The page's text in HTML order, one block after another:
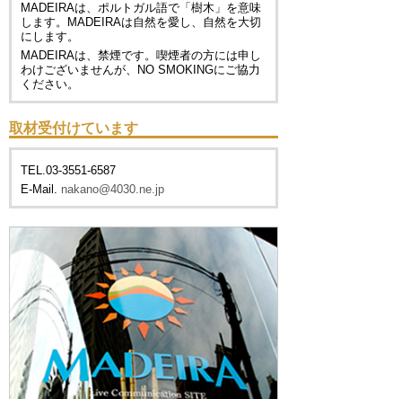
MADEIRAは、ポルトガル語で「樹木」を意味
します。MADEIRAは自然を愛し、自然を大切
にします。
MADEIRAは、禁煙です。喫煙者の方には申し
わけございませんが、
NO SMOKINGにご協力
ください。
取材受付けています
TEL.03-3551-6587
E-Mail. nakano@4030.ne.jp